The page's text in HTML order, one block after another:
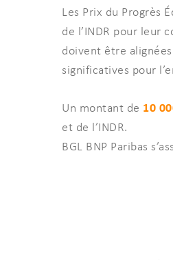
Les Prix du Progrès
de l’INDR pour leur
doivent être
significatives pour
Un montant de 10
et de l’INDR.
BGL BNP Paribas